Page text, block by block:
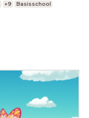
+9
Basisschool